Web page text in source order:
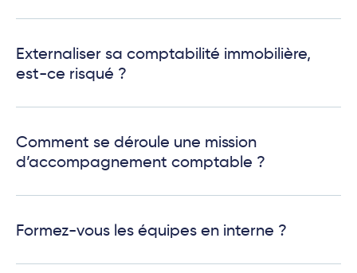
Externaliser sa comptabilité immobilière,
est-ce risqué ?
Comment se déroule une mission
d’accompagnement comptable ?
Formez-vous les équipes en interne ?